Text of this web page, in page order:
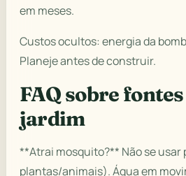
em meses.
Custos ocultos: energia da
Planeje antes de construir.
FAQ sobre
jardim
**Atrai mosquito?** Não se
plantas/animais). Água em